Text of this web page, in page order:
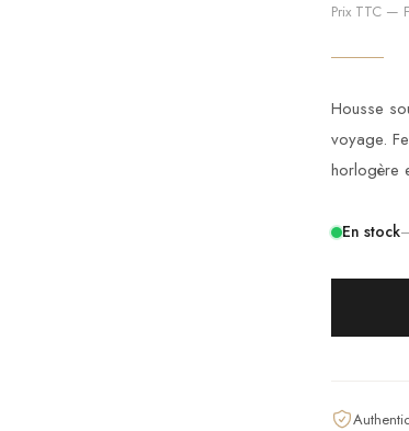
Prix TTC —
Housse
voyage.
horlogère
En stock